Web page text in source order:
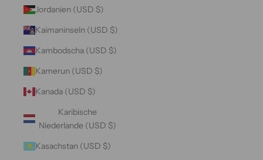
Jordanien (USD $)
Kaimaninseln (USD $)
Kambodscha (USD $)
Kamerun (USD $)
Kanada (USD $)
Karibische
Niederlande (USD $)
Kasachstan (USD $)